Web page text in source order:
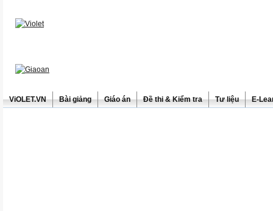
ViOLET.VN Bài giảng Giáo án Đề thi & Kiểm tra Tư liệu E-